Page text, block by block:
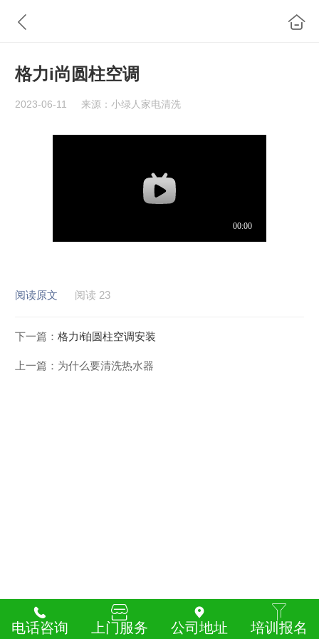
格力i尚圆柱空调
2023-06-11 来源：小绿人家电清洗
阅读原文 阅读 23
下一篇： 格力i铂圆柱空调安装
上一篇： 为什么要清洗热水器
电话咨询 上门服务 公司地址 培训报名